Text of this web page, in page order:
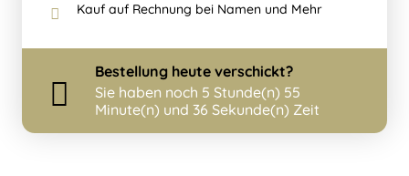
Kauf auf Rechnung bei Namen und Mehr
Bestellung heute verschickt?
Sie haben noch 5 Stunde(n) 55
Minute(n) und 35 Sekunde(n) Zeit